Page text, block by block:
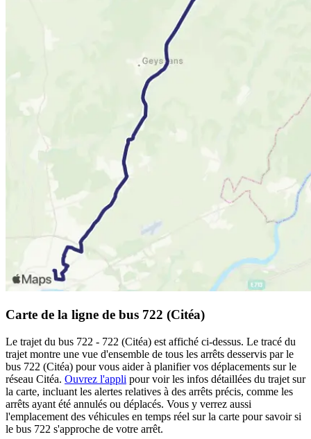
Carte de la ligne de bus 722 (Citéa)
Le trajet du bus 722 - 722 (Citéa) est affiché ci-dessus. Le tracé du
trajet montre une vue d'ensemble de tous les arrêts desservis par le
bus 722 (Citéa) pour vous aider à planifier vos déplacements sur le
réseau Citéa. Ouvrez l'appli pour voir les infos détaillées du trajet sur
la carte, incluant les alertes relatives à des arrêts précis, comme les
arrêts ayant été annulés ou déplacés. Vous y verrez aussi
l'emplacement des véhicules en temps réel sur la carte pour savoir si
le bus 722 s'approche de votre arrêt.